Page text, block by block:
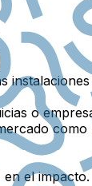
o
como
el impacto.